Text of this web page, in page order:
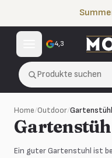
4,3
Produkte suchen
Home/Outdoor/
Ein guter Gartenstuhl ist